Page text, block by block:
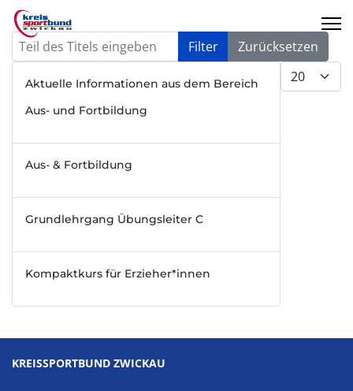
Teil des Titels eingeben Filter Zurücksetzen
Anzeige #
Aktuelle Informationen aus dem Bereich
Aus- und Fortbildung
Aus- & Fortbildung
Grundlehrgang Übungsleiter C
Kompaktkurs für Erzieher*innen
KREISSPORTBUND ZWICKAU